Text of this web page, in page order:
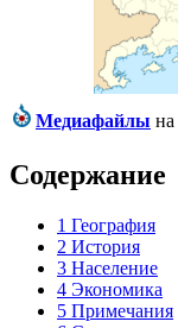
Медиафайлы на
Содержание
1 География
2 История
3 Население
4 Экономика
5 Примечания